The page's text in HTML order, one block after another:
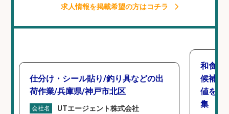
求人情報を掲載希望の方はコチラ
仕分け・シール貼り/釣り具などの出
荷作業/兵庫県/神戸市北区
会社名 UTエージェント株式会社
和食,
候補/
値を上
集